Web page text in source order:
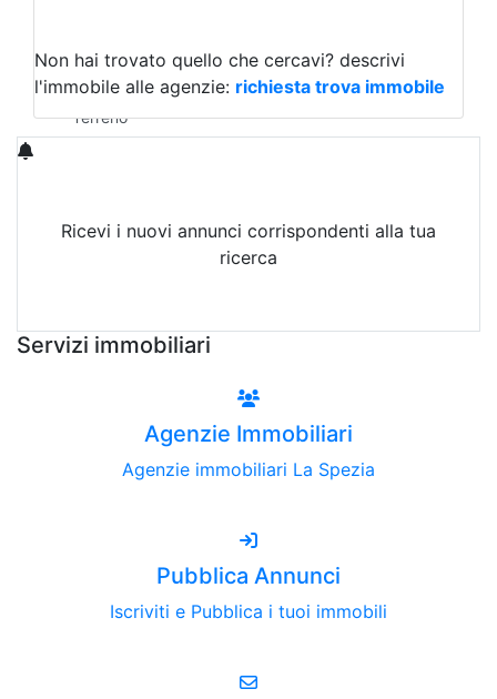
Qualsiasi
Terreno edificabile
Terreno
Non hai trovato quello che cercavi? descrivi
l'immobile alle agenzie: richiesta trova immobile
Ricevi i nuovi annunci corrispondenti alla tua
ricerca
Servizi immobiliari
Agenzie Immobiliari
Agenzie immobiliari La Spezia
Pubblica Annunci
Iscriviti e Pubblica i tuoi immobili